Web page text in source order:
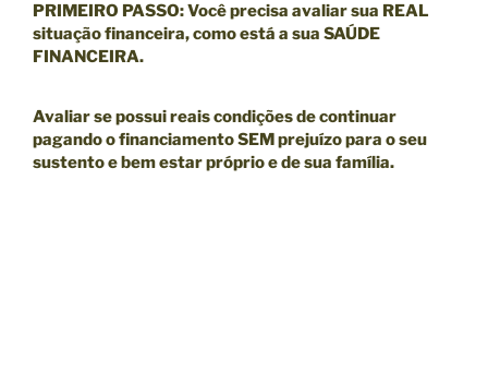
PRIMEIRO PASSO:Você precisa avaliar sua REAL
situação financeira, como está a sua SAÚDE
FINANCEIRA.
Avaliar se possui reais condições de continuar
pagando o financiamento SEM prejuízo para o seu
sustento e bem estar próprio e de sua família.